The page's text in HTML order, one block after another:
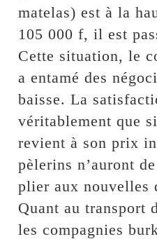
matelas) est à la
105 000 f, il est
Cette situation, le
a entamé des
baisse. La
véritablement que
revient à son prix
pèlerins n’auront
plier aux nouvelles
Quant au transport
les compagnies